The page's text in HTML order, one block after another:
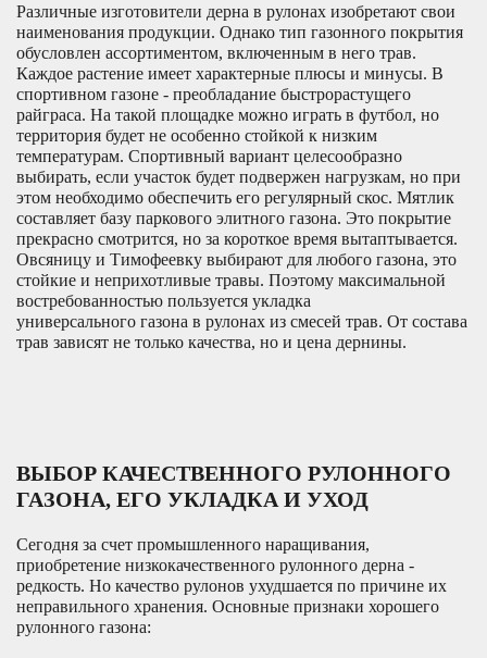
Различные изготовители дерна в рулонах изобретают свои
наименования продукции. Однако тип газонного покрытия
обусловлен ассортиментом, включенным в него трав.
Каждое растение имеет характерные плюсы и минусы. В
спортивном газоне - преобладание быстрорастущего
райграса. На такой площадке можно играть в футбол, но
территория будет не особенно стойкой к низким
температурам. Спортивный вариант целесообразно
выбирать, если участок будет подвержен нагрузкам, но при
этом необходимо обеспечить его регулярный скос. Мятлик
составляет базу паркового элитного газона. Это покрытие
прекрасно смотрится, но за короткое время вытаптывается.
Овсяницу и Тимофеевку выбирают для любого газона, это
стойкие и неприхотливые травы. Поэтому максимальной
востребованностью пользуется укладка
универсального газона в рулонах из смесей трав. От состава
трав зависят не только качества, но и цена дернины.
ВЫБОР КАЧЕСТВЕННОГО РУЛОННОГО
ГАЗОНА, ЕГО УКЛАДКА И УХОД
Сегодня за счет промышленного наращивания,
приобретение низкокачественного рулонного дерна -
редкость. Но качество рулонов ухудшается по причине их
неправильного хранения. Основные признаки хорошего
рулонного газона: